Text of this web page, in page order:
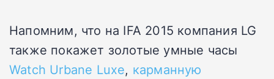
Напомним, что на IFA 2015 компания LG
также покажет золотые умные часы
Watch Urbane Luxe, карманную